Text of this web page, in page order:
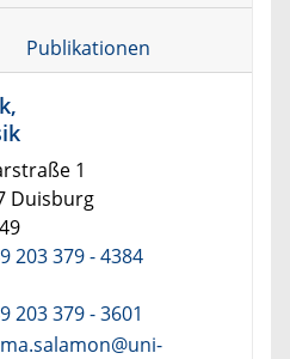
Publikationen
1
Duisburg
203 379 - 4384
203 379 - 3601